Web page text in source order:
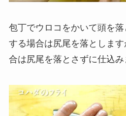
包丁でウロコをかいて頭を
する場合は尻尾を落としま
合は尻尾を落とさずに仕込み